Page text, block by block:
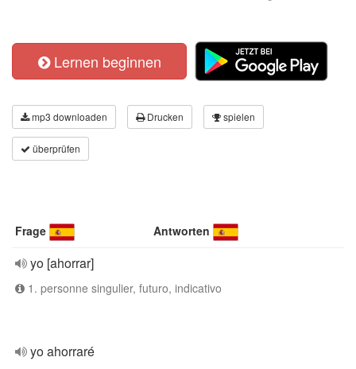
Lernen beginnen
mp3 downloaden Drucken spielen
überprüfen
Frage Antworten
yo [ahorrar]
1. personne singulier, futuro, indicativo
yo ahorraré